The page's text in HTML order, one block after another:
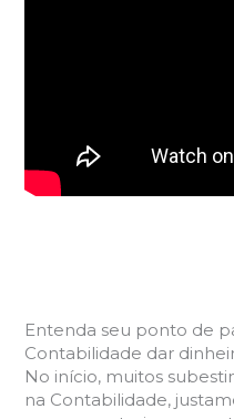
Entenda seu ponto de
Contabilidade dar
No início, muitos
na Contabilidade,